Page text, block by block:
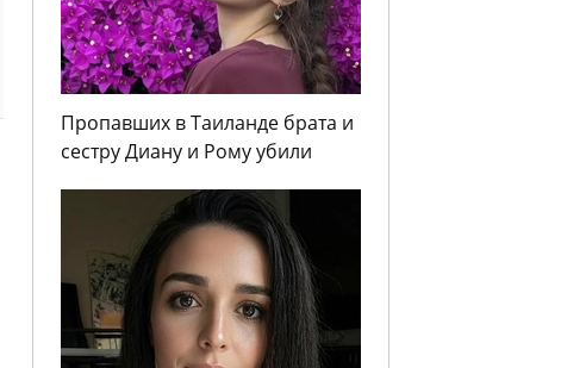
Пропавших в Таиланде брата и
сестру Диану и Рому убили